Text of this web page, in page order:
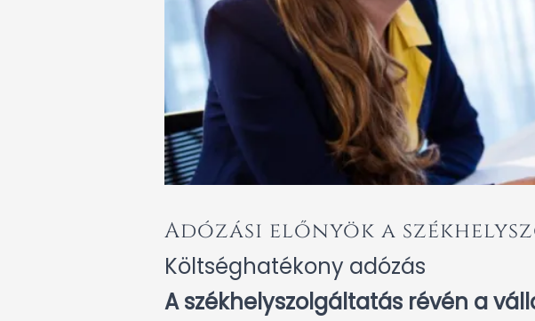
Adózási előnyök a
Költséghatékony adózás
A székhelyszolgáltatás révén a